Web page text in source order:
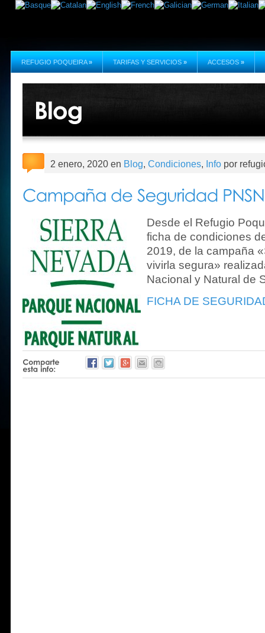
REFUGIO POQUEIRA » TARIFAS Y SERVICIOS » ACCESOS »
2 enero, 2020 en Blog, Condiciones, Info por
Desde el Refugio
ficha de condiciones
2019, de la campaña
vivirla segura»
Nacional y Natural de
FICHA DE